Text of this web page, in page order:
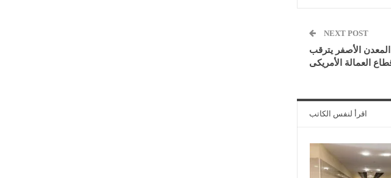
NEXT POST
الأصفر يترقب
العمالة الأمريكى
اقرأ لنفس الكاتب